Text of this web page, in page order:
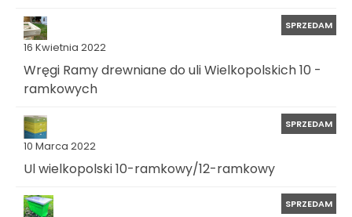
16 Kwietnia 2022
SPRZEDAM
Wręgi Ramy drewniane do uli Wielkopolskich 10 -
ramkowych
10 Marca 2022
SPRZEDAM
Ul wielkopolski 10-ramkowy/12-ramkowy
SPRZEDAM